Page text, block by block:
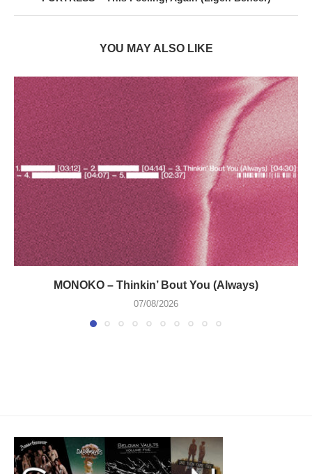
YOU MAY ALSO LIKE
MONOKO – Thinkin’ Bout You (Always)
07/08/2026